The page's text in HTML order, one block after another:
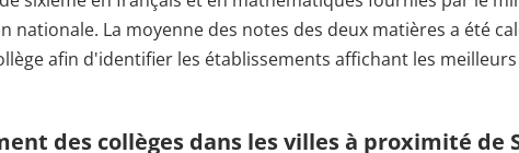
nationale. La moyenne des notes des deux matières a été
afin d'identifier les établissements affichant les
des collèges dans les villes à proximité de